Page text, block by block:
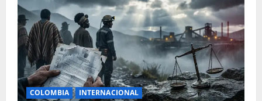
COLOMBIA INTERNACIONAL